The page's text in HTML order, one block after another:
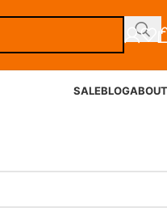
SALEBLOG